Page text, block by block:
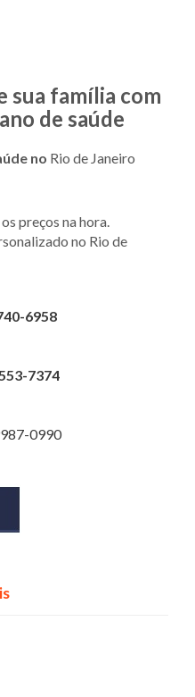
sua família com
de saúde
no Rio de Janeiro
preços na hora.
no Rio de
6958
7374
0990